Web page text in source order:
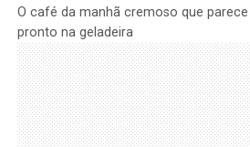
O café da manhã cremoso que
pronto na geladeira